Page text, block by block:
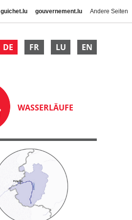
guichet.lu gouvernement.lu Andere Seiten
DE FR LU EN
WASSERLÄUFE